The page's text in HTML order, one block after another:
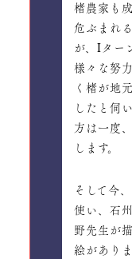
楮農家も
危ぶまれ
が、Iター
様々な努
く楮が地
したと伺
方は一度
します。
そして今
使い、石
野先生が
絵がありま